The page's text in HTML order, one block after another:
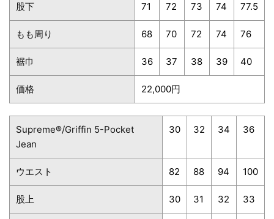
股下 71 72 73 74 77.5
もも周り 68 70 72 74 76
裾巾 36 37 38 39 40
価格 22,000円
Supreme®/Griffin 5-Pocket
Jean
30 32 34 36
ウエスト 82 88 94 100
股上 30 31 32 33